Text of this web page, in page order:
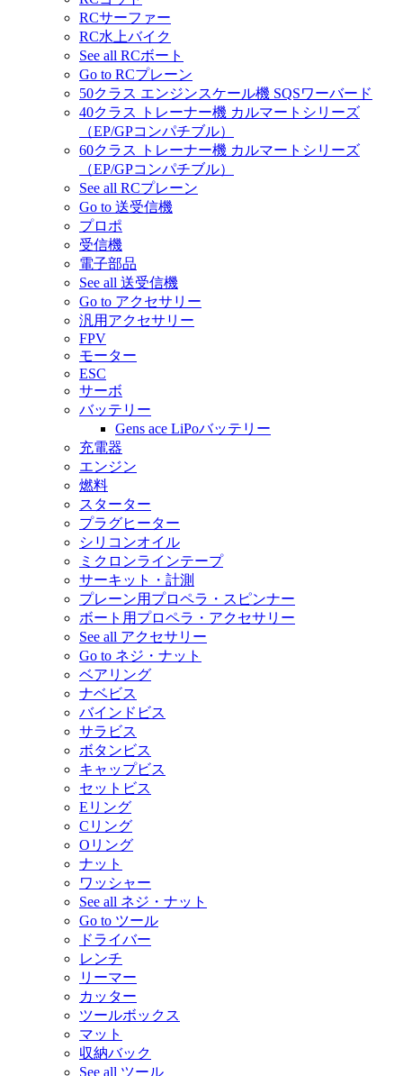
RCサーファー
RC水上バイク
See all RCボート
Go to RCプレーン
50クラス エンジンスケール機 SQSワーバード
40クラス トレーナー機 カルマートシリーズ
（EP/GPコンパチブル）
60クラス トレーナー機 カルマートシリーズ
（EP/GPコンパチブル）
See all RCプレーン
Go to 送受信機
プロポ
受信機
電子部品
See all 送受信機
Go to アクセサリー
汎用アクセサリー
FPV
モーター
ESC
サーボ
バッテリー
Gens ace LiPoバッテリー
充電器
エンジン
燃料
スターター
プラグヒーター
シリコンオイル
ミクロンラインテープ
サーキット・計測
プレーン用プロペラ・スピンナー
ボート用プロペラ・アクセサリー
See all アクセサリー
Go to ネジ・ナット
ベアリング
ナベビス
バインドビス
サラビス
ボタンビス
キャップビス
セットビス
Eリング
Cリング
Oリング
ナット
ワッシャー
See all ネジ・ナット
Go to ツール
ドライバー
レンチ
リーマー
カッター
ツールボックス
マット
収納バック
See all ツール